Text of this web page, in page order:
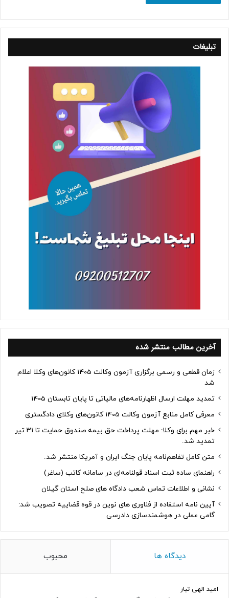
تبلیغات
آخرین مطالب منتشر شده
زمان قطعی و رسمی برگزاری آزمون وکالت 1405 کانون‌های وکلا اعلام
شد
تمدید مهلت ارسال اظهارنامه‌های مالیاتی تا پایان تابستان 1405
معرفی کامل منابع آزمون وکالت 1405 کانون‌های وکلای دادگستری
خبر مهم برای وکلا: مهلت پرداخت حق بیمه صندوق حمایت تا ۳۱ تیر
تمدید شد.
متن کامل تفاهم‌نامه پایان جنگ ایران و آمریکا منتشر شد.
راهنمای ساده ثبت اسناد قولنامه‌ای در سامانه کاتب (ساغر)
نشانی و اطلاعات تماس شعب دادگاه های صلح استان گیلان
آیین نامه استفاده از فناوری های نوین در قوه قضاییه تصویب شد:
گامی عملی در هوشمندسازی دادرسی
دیدگاه ها محبوب
امید الهی تبار